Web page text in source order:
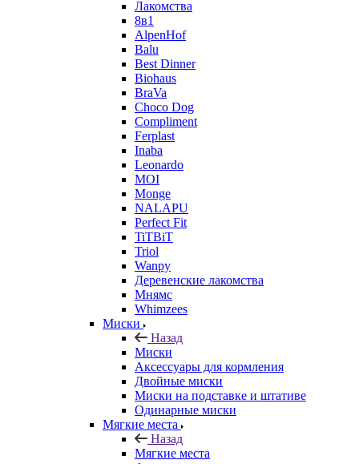
Лакомства
8в1
AlpenHof
Balu
Best Dinner
Biohaus
BraVa
Choco Dog
Compliment
Ferplast
Inaba
Leonardo
MOI
Monge
NALAPU
Perfect Fit
TiTBiT
Triol
Wanpy
Деревенские лакомства
Мнямс
Whimzees
Миски
Назад
Миски
Аксессуары для кормления
Двойные миски
Миски на подставке и штативе
Одинарные миски
Мягкие места
Назад
Мягкие места